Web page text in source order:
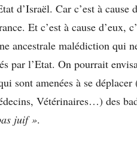
d’Israël. Car c’est à cause
Et c’est à cause d’eux,
ancestrale malédiction qui
par l’Etat. On pourrait
sont amenées à se
Vétérinaires…) des
juif ».